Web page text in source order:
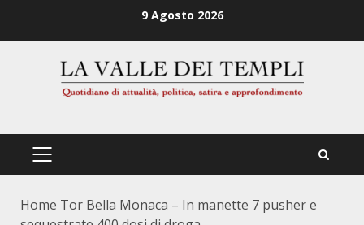
9 Agosto 2026
PRIMÄRES
Home Tor Bella Monaca – In manette 7 pusher e